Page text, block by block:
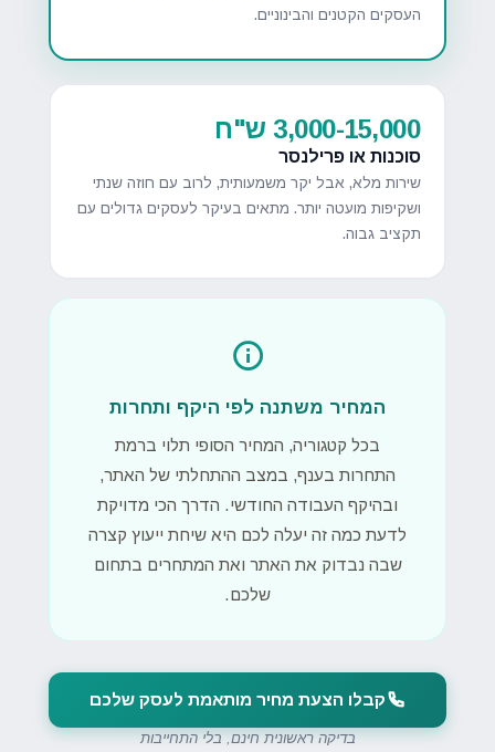
העסקים הקטנים והבינוניים.
3,000-15,000 ש"ח
סוכנות או פרילנסר
שירות מלא, אבל יקר משמעותית, לרוב עם חוזה שנתי
ושקיפות מועטה יותר. מתאים בעיקר לעסקים גדולים עם
תקציב גבוה.
המחיר משתנה לפי היקף ותחרות
בכל קטגוריה, המחיר הסופי תלוי ברמת
התחרות בענף, במצב ההתחלתי של האתר,
ובהיקף העבודה החודשי. הדרך הכי מדויקת
לדעת כמה זה יעלה לכם היא שיחת ייעוץ קצרה
שבה נבדוק את האתר ואת המתחרים בתחום
שלכם.
קבלו הצעת מחיר מותאמת לעסק שלכם
בדיקה ראשונית חינם, בלי התחייבות